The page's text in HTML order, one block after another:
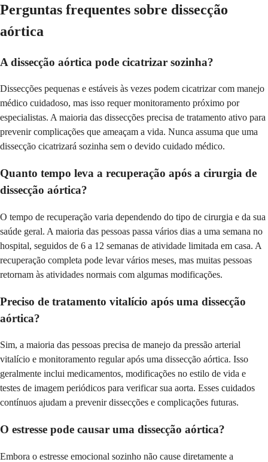
Perguntas frequentes sobre dissecção
aórtica
A dissecção aórtica pode cicatrizar sozinha?
Dissecções pequenas e estáveis às vezes podem cicatrizar com manejo
médico cuidadoso, mas isso requer monitoramento próximo por
especialistas. A maioria das dissecções precisa de tratamento ativo para
prevenir complicações que ameaçam a vida. Nunca assuma que uma
dissecção cicatrizará sozinha sem o devido cuidado médico.
Quanto tempo leva a recuperação após a cirurgia de
dissecção aórtica?
O tempo de recuperação varia dependendo do tipo de cirurgia e da sua
saúde geral. A maioria das pessoas passa vários dias a uma semana no
hospital, seguidos de 6 a 12 semanas de atividade limitada em casa. A
recuperação completa pode levar vários meses, mas muitas pessoas
retornam às atividades normais com algumas modificações.
Preciso de tratamento vitalício após uma dissecção
aórtica?
Sim, a maioria das pessoas precisa de manejo da pressão arterial
vitalício e monitoramento regular após uma dissecção aórtica. Isso
geralmente inclui medicamentos, modificações no estilo de vida e
testes de imagem periódicos para verificar sua aorta. Esses cuidados
contínuos ajudam a prevenir dissecções e complicações futuras.
O estresse pode causar uma dissecção aórtica?
Embora o estresse emocional sozinho não cause diretamente a